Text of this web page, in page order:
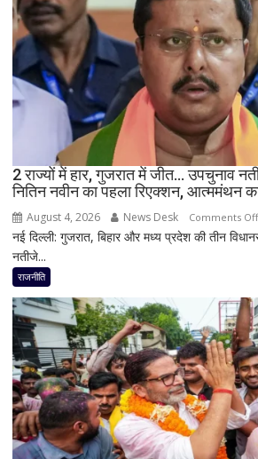
2 राज्यों में हार, गुजरात में जीत… उपचुनाव
नितिन नवीन का पहला रिएक्शन, आत्ममंथन
August 4, 2026 News Desk Comments Off
नई दिल्ली: गुजरात, बिहार और मध्य प्रदेश की तीन
नतीजे...
राजनीति